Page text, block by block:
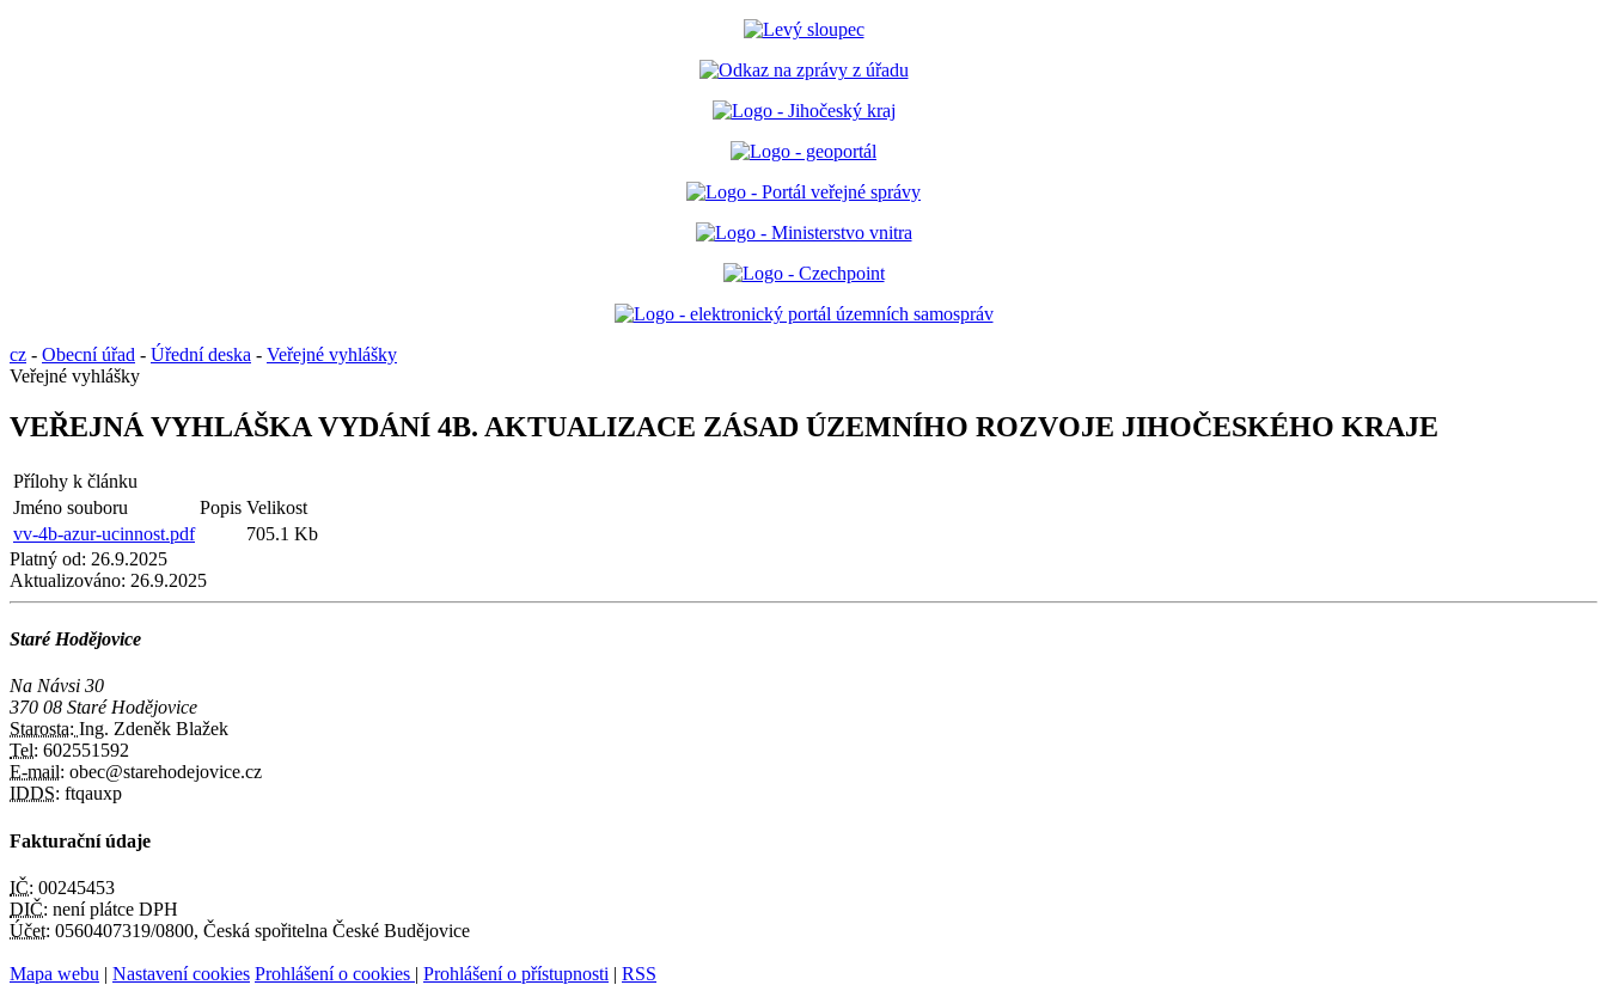
cz - Obecní úřad - Úřední deska - Veřejné vyhlášky
Veřejné vyhlášky
VEŘEJNÁ VYHLÁŠKA VYDÁNÍ 4B. AKTUALIZACE ZÁSAD ÚZEMNÍHO ROZVOJE JIHOČESKÉHO KRAJE
Přílohy k článku
Jméno souboru
Popis Velikost
vv-4b-azur-ucinnost.pdf
705.1 Kb
Platný od: 26.9.2025
Aktualizováno: 26.9.2025
Staré Hodějovice
Na Návsi 30
370 08 Staré Hodějovice
Starosta: Ing. Zdeněk Blažek
Tel: 602551592
E-mail: obec@starehodejovice.cz
IDDS: ftqauxp
Fakturační údaje
IČ: 00245453
DIČ: není plátce DPH
Účet: 0560407319/0800, Česká spořitelna České Budějovice
Mapa webu | Nastavení cookies Prohlášení o cookies | Prohlášení o přístupnosti | RSS